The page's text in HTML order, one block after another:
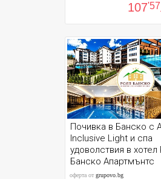
107'57
Почивка в Банско с
Inclusive Light и спа
удоволствия в хотел
Банско Апартмънтс
оферта отgrupovo.bg